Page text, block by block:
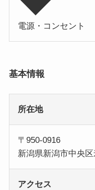
電源・コンセント
基本情報
所在地
〒950-0916
新潟県新潟市中央
アクセス